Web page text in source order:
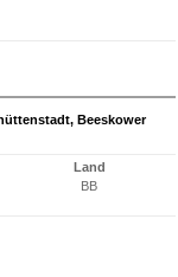
Beeskower
Land
BB